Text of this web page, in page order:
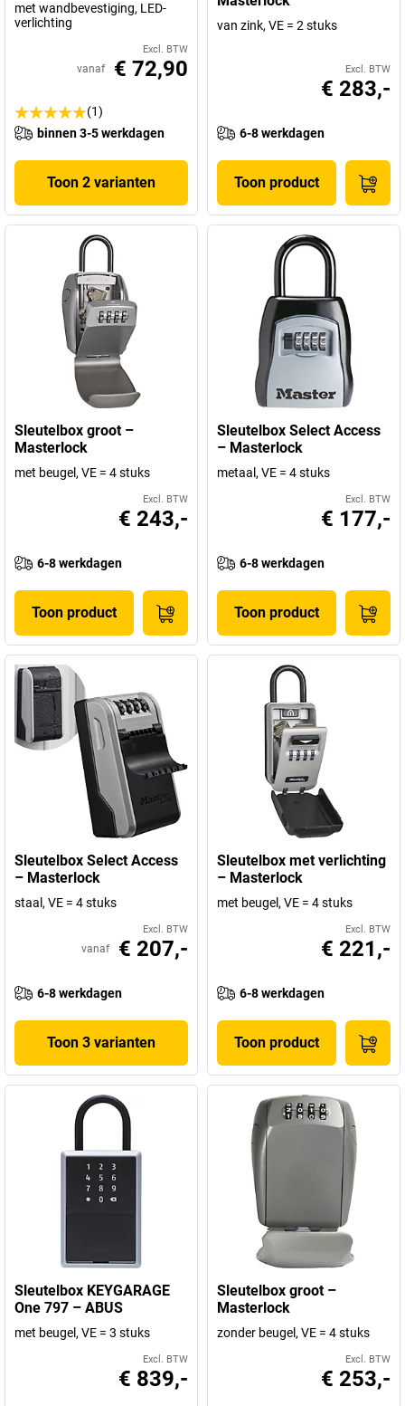
met wandbevestiging, LED-
verlichting
Excl. BTW
vanaf € 72,90
(1)
binnen 3-5 werkdagen
Toon 2 varianten
van zink, VE = 2 stuks
Excl. BTW
€ 283,-
6-8 werkdagen
Toon product
Sleutelbox groot –
Masterlock
met beugel, VE = 4 stuks
Excl. BTW
€ 243,-
6-8 werkdagen
Toon product
Sleutelbox Select Access
– Masterlock
metaal, VE = 4 stuks
Excl. BTW
€ 177,-
6-8 werkdagen
Toon product
Sleutelbox Select Access
– Masterlock
staal, VE = 4 stuks
Excl. BTW
vanaf € 207,-
6-8 werkdagen
Toon 3 varianten
Sleutelbox met verlichting
– Masterlock
met beugel, VE = 4 stuks
Excl. BTW
€ 221,-
6-8 werkdagen
Toon product
Sleutelbox KEYGARAGE
One 797 – ABUS
met beugel, VE = 3 stuks
Excl. BTW
€ 839,-
Sleutelbox groot –
Masterlock
zonder beugel, VE = 4 stuks
Excl. BTW
€ 253,-